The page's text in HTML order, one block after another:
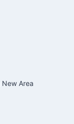
New Area